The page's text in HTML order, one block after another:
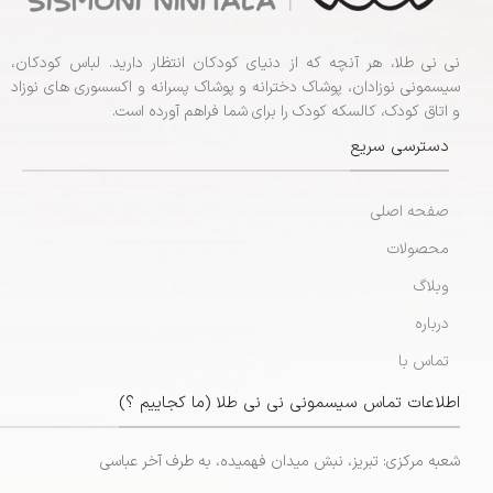
نی نی طلا، هر آنچه که از دنیای کودکان انتظار دارید. لباس کودکان،
سیسمونی نوزادان، پوشاک دخترانه و پوشاک پسرانه و اکسسوری های نوزاد
و اتاق کودک، کالسکه کودک را برای شما فراهم آورده است.
دسترسی سریع
صفحه اصلی
محصولات
وبلاگ
درباره
تماس با
اطلاعات تماس سیسمونی نی نی طلا (ما کجاییم ؟)
شعبه مرکزی: تبریز، نبش میدان فهمیده، به طرف آخر عباسی